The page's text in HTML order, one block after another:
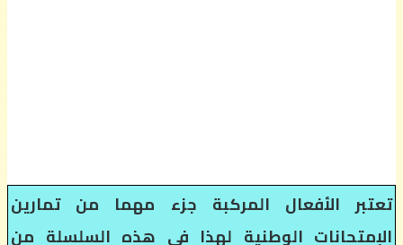
تعتبر الأفعال المركبة جزء مهما من تمارين
الإمتحانات الوطنية لهذا في هذه السلسلة من